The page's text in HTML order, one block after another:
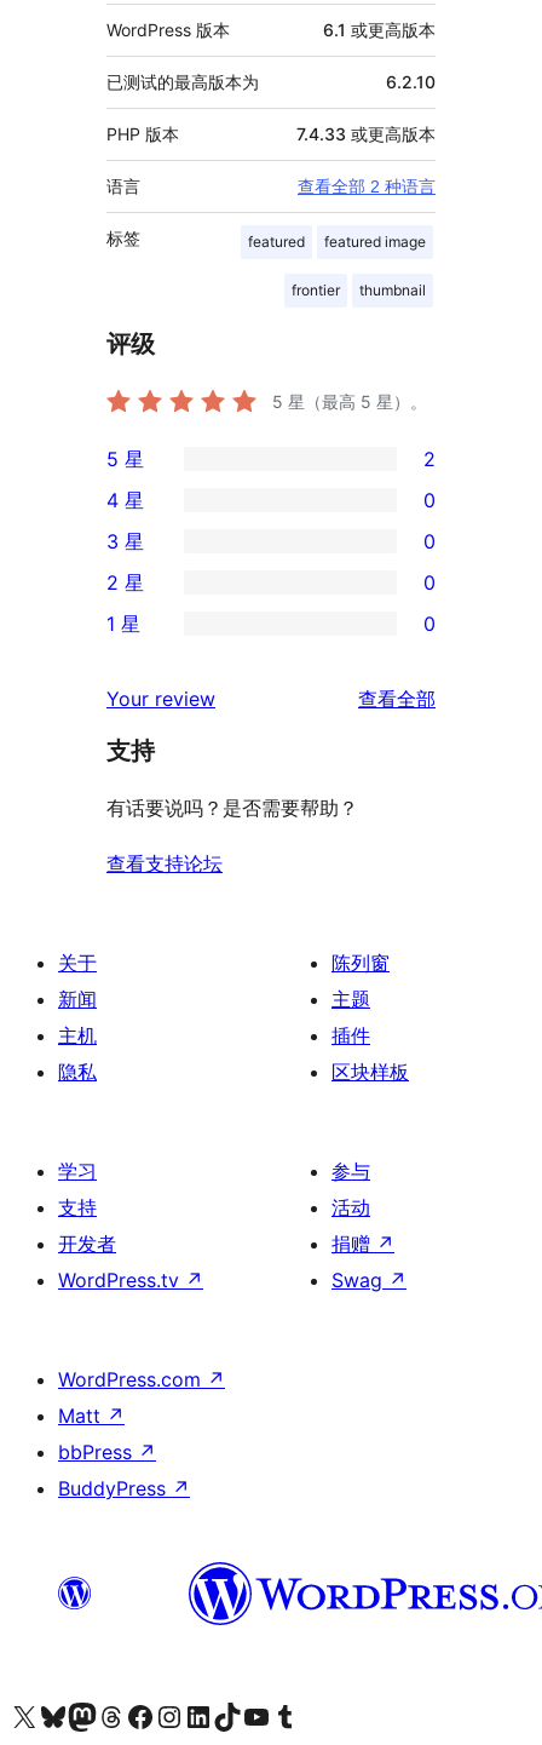
WordPress 版本 6.1 或更高版本
已测试的最高版本为 6.2.10
PHP 版本 7.4.33 或更高版本
语言 查看全部 2 种语言
标签 featured featured image
frontier thumbnail
评级
5 星（最高 5 星）。
2
条
5
星
评
5 星 2
条
4
星
价
4 星 0
0
条
3
评
价
3 星 0
条
星
评
2 星 0
1
星
价
1 星 0
Your review 查看全部
支持
有话要说吗？是否需要帮助？
查看支持论坛
关于
新闻
主机
隐私
陈列窗
主题
插件
区块样板
学习
支持
开发者
WordPress.tv ↗
参与
活动
捐赠 ↗
Swag ↗
WordPress.com ↗
Matt ↗
bbPress ↗
BuddyPress ↗
关注我们的 X（原 Twitter）账号访问我们的 Bluesky 账号关注我们的 Mastodon 账号访问我们的 Threads 账号 访问我们的 Facebook 公共主页关注我们的 Instagram 账号 关注我们的 LinkedIn 主页访问我们的 TikTok 账号访问我们的 YouTube 频道 访问我们的 Tumblr 账号